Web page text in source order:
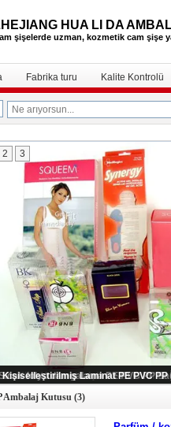
HUA LI DA
şişelerde uzman, kozmetik cam şişe
Fabrika turu Kalite Kontrolü
Parfüm / kozmetik için 4 Renkli
2 3
Ambalaj Kutusu (3)